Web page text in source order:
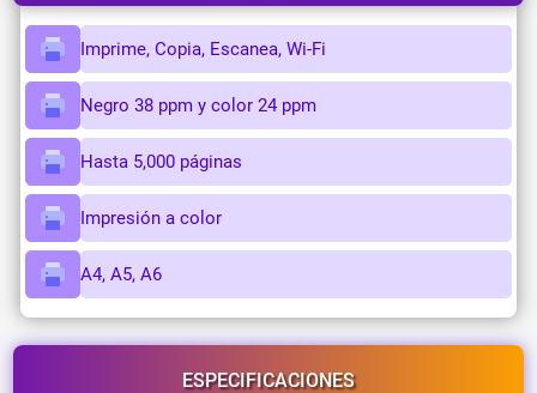
Imprime, Copia, Escanea, Wi-Fi
Negro 38 ppm y color 24 ppm
Hasta 5,000 páginas
Impresión a color
A4, A5, A6
ESPECIFICACIONES